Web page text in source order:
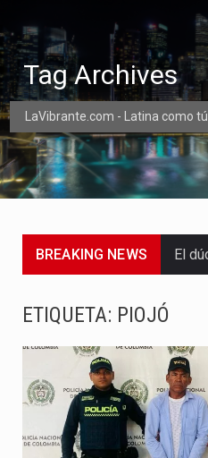
LaVibrante.com - Latina como tú
Tag Archives
BREAKING NEWS
ETIQUETA: PIOJÓ